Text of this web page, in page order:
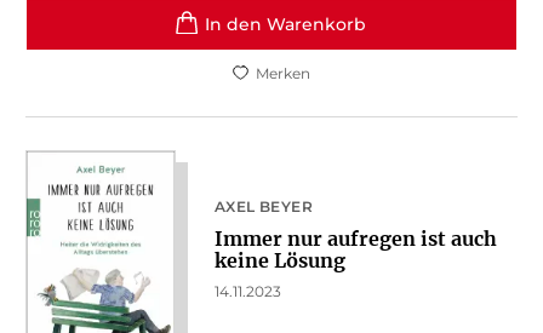
In den Warenkorb
Merken
AXEL BEYER
Immer nur aufregen ist auch
keine Lösung
14.11.2023